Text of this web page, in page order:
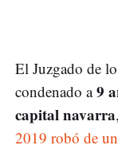
El Juzgado de
condenado a9
capital navarra
2019 robó de